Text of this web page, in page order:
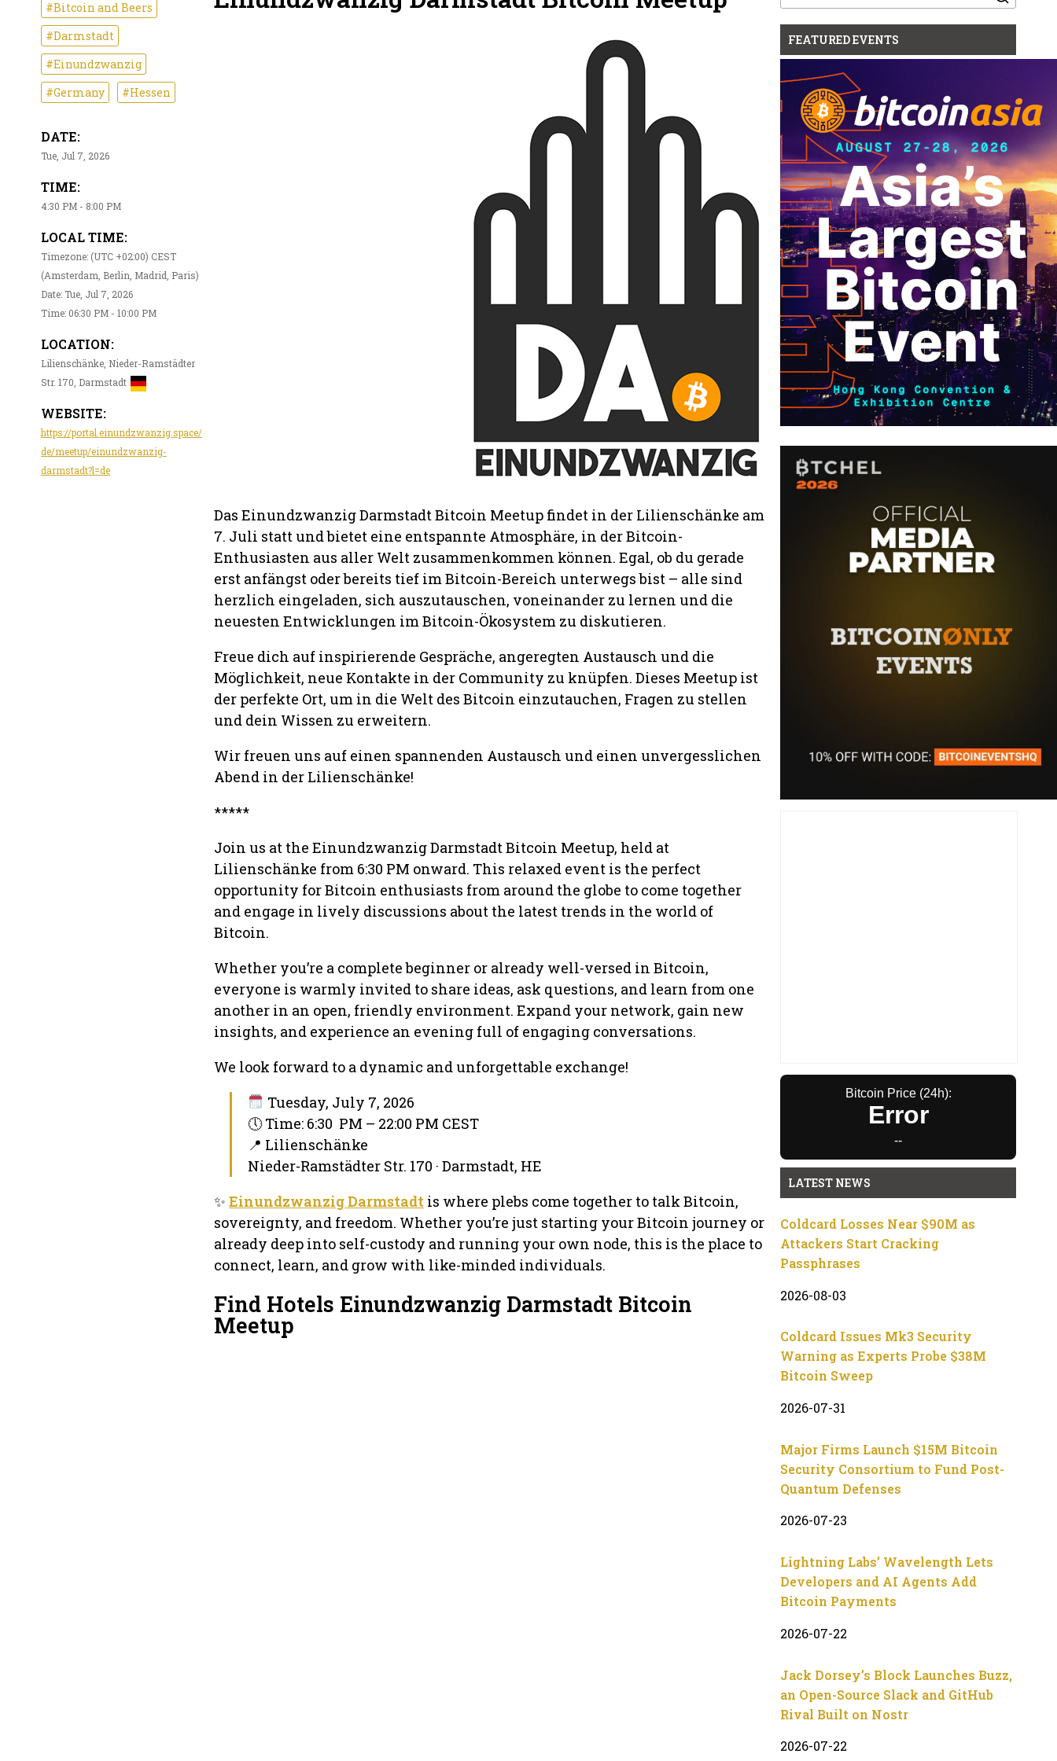
#Bitcoin and Beers
#Darmstadt
#Einundzwanzig
#Germany
#Hessen
DATE:
Tue, Jul 7, 2026
TIME:
4:30 PM - 8:00 PM
LOCAL TIME:
Timezone: (UTC +02:00) CEST
(Amsterdam, Berlin, Madrid, Paris)
Date: Tue, Jul 7, 2026
Time: 06:30 PM - 10:00 PM
LOCATION:
Lilienschänke, Nieder-Ramstädter
Str. 170, Darmstadt
WEBSITE:
https://portal.einundzwanzig.space/
de/meetup/einundzwanzig-
darmstadt?l=de
Das Einundzwanzig Darmstadt Bitcoin Meetup findet in der Lilienschänke am
7. Juli statt und bietet eine entspannte Atmosphäre, in der Bitcoin-
Enthusiasten aus aller Welt zusammenkommen können. Egal, ob du gerade
erst anfängst oder bereits tief im Bitcoin-Bereich unterwegs bist – alle sind
herzlich eingeladen, sich auszutauschen, voneinander zu lernen und die
neuesten Entwicklungen im Bitcoin-Ökosystem zu diskutieren.
Freue dich auf inspirierende Gespräche, angeregten Austausch und die
Möglichkeit, neue Kontakte in der Community zu knüpfen. Dieses Meetup ist
der perfekte Ort, um in die Welt des Bitcoin einzutauchen, Fragen zu stellen
und dein Wissen zu erweitern.
Wir freuen uns auf einen spannenden Austausch und einen unvergesslichen
Abend in der Lilienschänke!
*****
Join us at the Einundzwanzig Darmstadt Bitcoin Meetup, held at
Lilienschänke from 6:30 PM onward. This relaxed event is the perfect
opportunity for Bitcoin enthusiasts from around the globe to come together
and engage in lively discussions about the latest trends in the world of
Bitcoin.
Whether you’re a complete beginner or already well-versed in Bitcoin,
everyone is warmly invited to share ideas, ask questions, and learn from one
another in an open, friendly environment. Expand your network, gain new
insights, and experience an evening full of engaging conversations.
We look forward to a dynamic and unforgettable exchange!
Tuesday, July 7, 2026
🕔 Time: 6:30 PM – 22:00 PM CEST
📍 Lilienschänke
Nieder-Ramstädter Str. 170 · Darmstadt, HE
✨ Einundzwanzig Darmstadt is where plebs come together to talk Bitcoin,
sovereignty, and freedom. Whether you’re just starting your Bitcoin journey or
already deep into self-custody and running your own node, this is the place to
connect, learn, and grow with like-minded individuals.
Find Hotels Einundzwanzig Darmstadt Bitcoin
Meetup
for:
FEATURED EVENTS
Bitcoin Price (24h):
Error
--
LATEST NEWS
Coldcard Losses Near $90M as
Attackers Start Cracking
Passphrases
2026-08-03
Coldcard Issues Mk3 Security
Warning as Experts Probe $38M
Bitcoin Sweep
2026-07-31
Major Firms Launch $15M Bitcoin
Security Consortium to Fund Post-
Quantum Defenses
2026-07-23
Lightning Labs’ Wavelength Lets
Developers and AI Agents Add
Bitcoin Payments
2026-07-22
Jack Dorsey’s Block Launches Buzz,
an Open-Source Slack and GitHub
Rival Built on Nostr
2026-07-22